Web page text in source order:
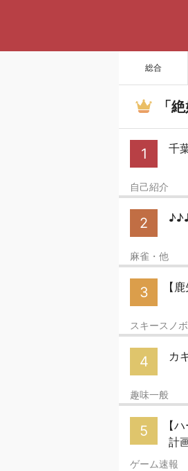
総合
「
1 千
自己紹介
2
麻雀・他
3 【
スキースノボ
4 カ
趣味一般
5
【
計
ゲーム速報